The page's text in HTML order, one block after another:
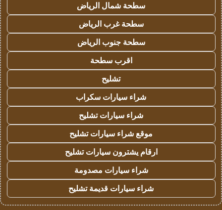
سطحة شمال الرياض
سطحة غرب الرياض
سطحة جنوب الرياض
اقرب سطحة
تشليح
شراء سيارات سكراب
شراء سيارات تشليح
موقع شراء سيارات تشليح
ارقام يشترون سيارات تشليح
شراء سيارات مصدومة
شراء سيارات قديمة تشليح